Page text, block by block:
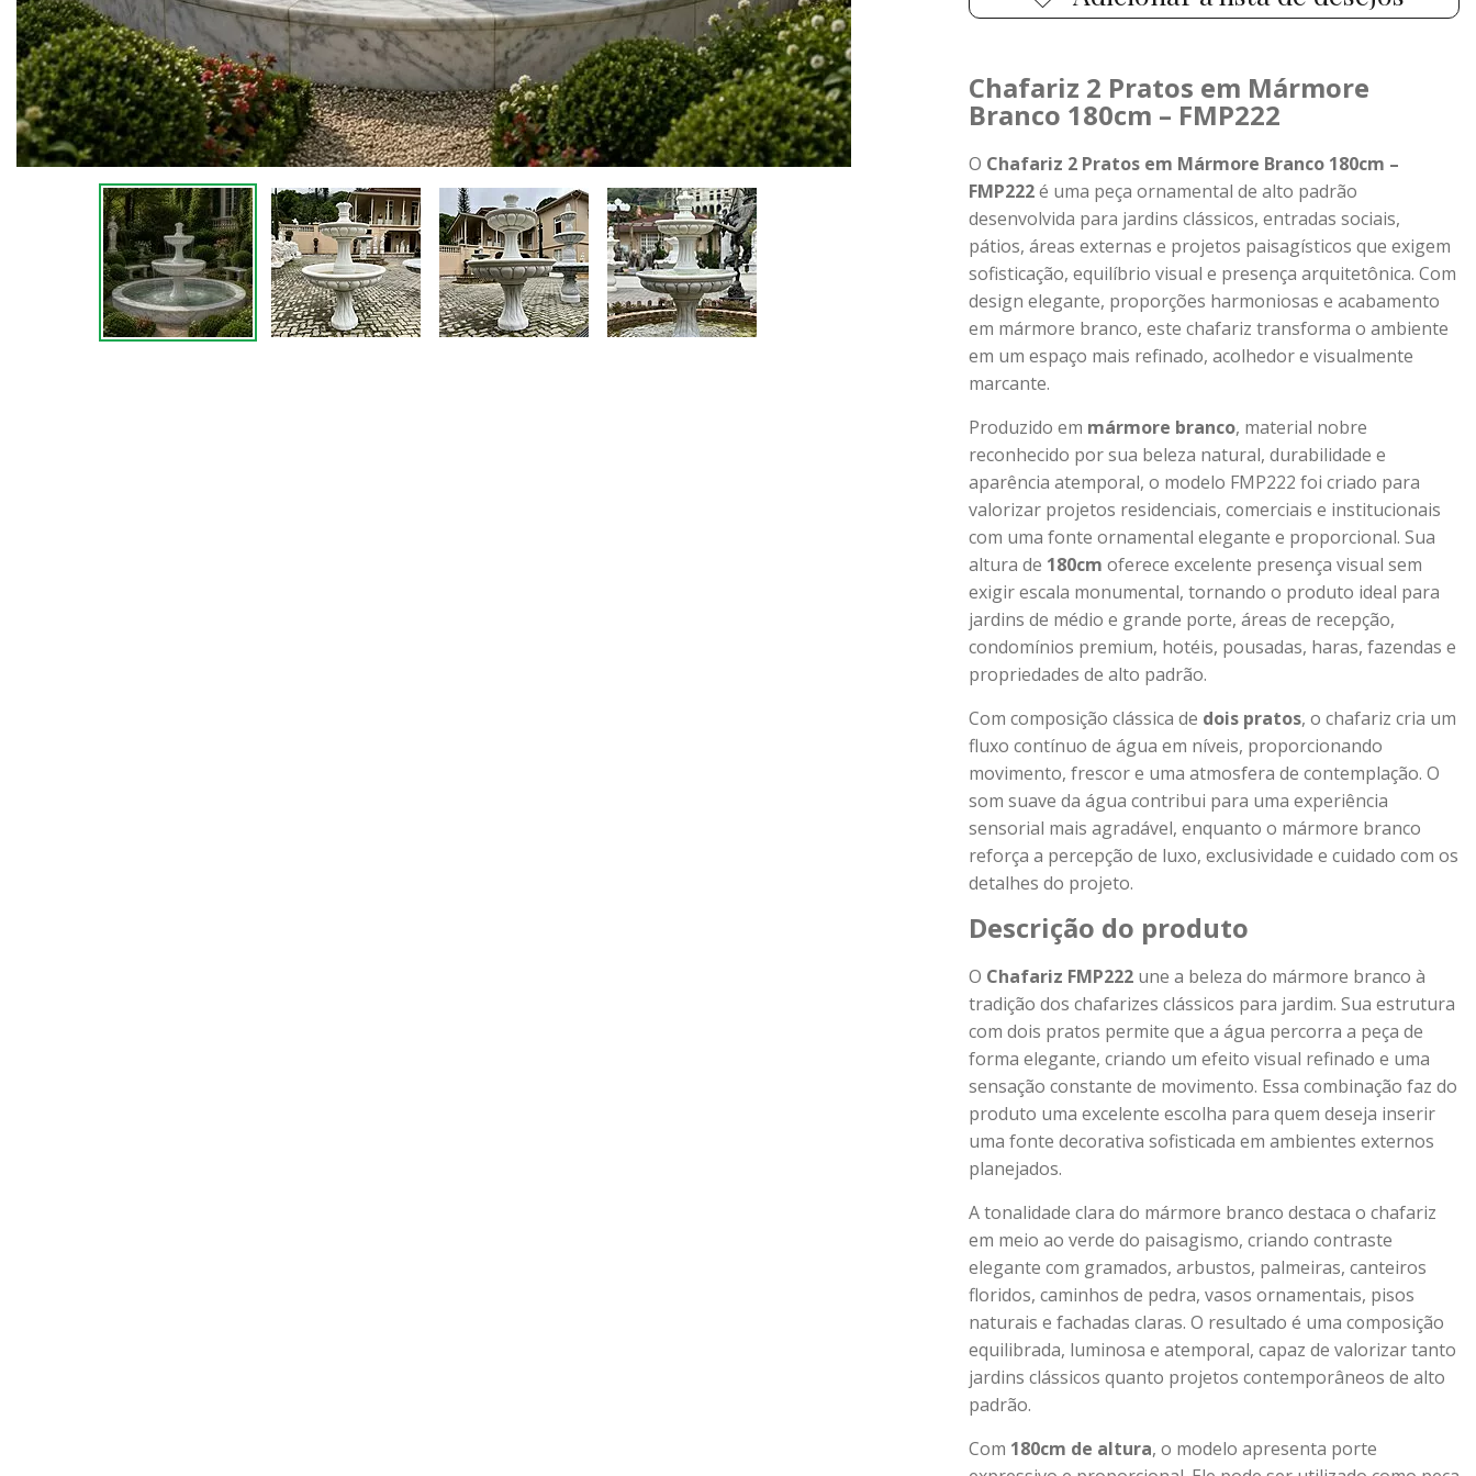
Chafariz 2 Pratos em Mármore
Branco 180cm – FMP222
O Chafariz 2 Pratos em Mármore Branco 180cm –
FMP222é uma peça ornamental de alto padrão
desenvolvida para jardins clássicos, entradas sociais,
pátios, áreas externas e projetos paisagísticos que exigem
sofisticação, equilíbrio visual e presença arquitetônica. Com
design elegante, proporções harmoniosas e acabamento
em mármore branco, este chafariz transforma o ambiente
em um espaço mais refinado, acolhedor e visualmente
marcante.
Produzido em mármore branco, material nobre
reconhecido por sua beleza natural, durabilidade e
aparência atemporal, o modelo FMP222 foi criado para
valorizar projetos residenciais, comerciais e institucionais
com uma fonte ornamental elegante e proporcional. Sua
altura de 180cm oferece excelente presença visual sem
exigir escala monumental, tornando o produto ideal para
jardins de médio e grande porte, áreas de recepção,
condomínios premium, hotéis, pousadas, haras, fazendas e
propriedades de alto padrão.
Com composição clássica de dois pratos, o chafariz cria um
fluxo contínuo de água em níveis, proporcionando
movimento, frescor e uma atmosfera de contemplação. O
som suave da água contribui para uma experiência
sensorial mais agradável, enquanto o mármore branco
reforça a percepção de luxo, exclusividade e cuidado com os
detalhes do projeto.
Descrição do produto
O Chafariz FMP222 une a beleza do mármore branco à
tradição dos chafarizes clássicos para jardim. Sua estrutura
com dois pratos permite que a água percorra a peça de
forma elegante, criando um efeito visual refinado e uma
sensação constante de movimento. Essa combinação faz do
produto uma excelente escolha para quem deseja inserir
uma fonte decorativa sofisticada em ambientes externos
planejados.
A tonalidade clara do mármore branco destaca o chafariz
em meio ao verde do paisagismo, criando contraste
elegante com gramados, arbustos, palmeiras, canteiros
floridos, caminhos de pedra, vasos ornamentais, pisos
naturais e fachadas claras. O resultado é uma composição
equilibrada, luminosa e atemporal, capaz de valorizar tanto
jardins clássicos quanto projetos contemporâneos de alto
padrão.
Com 180cm de altura, o modelo apresenta porte